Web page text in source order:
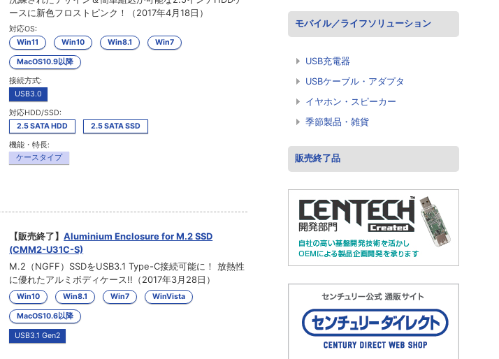
ースに新色フロストピンク！（2017年4月18日）
対応OS:
Win11
Win10 Win8.1 Win7
MacOS10.9以降
接続方式:
USB3.0
対応HDD/SSD:
2.5 SATA HDD
2.5 SATA SSD
機能・特長:
ケースタイプ
【販売終了】Aluminium Enclosure for M.2 SSD
(CMM2-U31C-S)
M.2（NGFF）SSDをUSB3.1 Type-C接続可能に！ 放熱性
に優れたアルミボディケース!!（2017年3月28日）
Win10 Win8.1 Win7 WinVista
MacOS10.6以降
USB3.1 Gen2
モバイル／ライフソリューション
USB充電器
USBケーブル・アダプタ
イヤホン・スピーカー
季節製品・雑貨
販売終了品